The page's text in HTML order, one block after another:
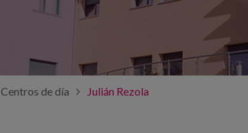
Centros de día Julián Rezola